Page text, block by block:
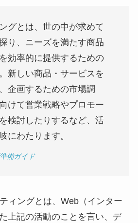
グとは、世の中が求めて
り、ニーズを満たす商品
効率的に提供するための
新しい商品・サービスを
企画するための市場調
けて営業戦略やプロモー
検討したりするなど、活
にわたります。
備ガイド
ィングとは、Web（インター
上記の活動のことを言い、デ